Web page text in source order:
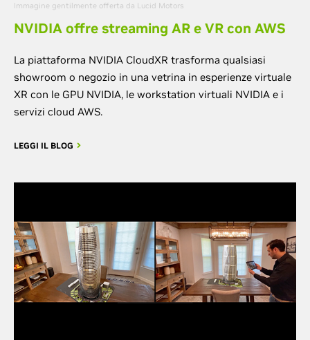
Immagine gentilmente offerta da Lucid Motors
NVIDIA offre streaming AR e VR con AWS
La piattaforma NVIDIA CloudXR trasforma qualsiasi
showroom o negozio in una vetrina in esperienze virtuale
XR con le GPU NVIDIA, le workstation virtuali NVIDIA e i
servizi cloud AWS.
LEGGI IL BLOG